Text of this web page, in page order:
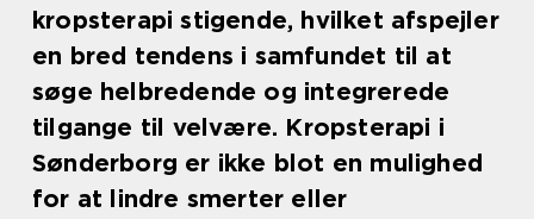
kropsterapi stigende, hvilket afspejler
en bred tendens i samfundet til at
søge helbredende og integrerede
tilgange til velvære. Kropsterapi i
Sønderborg er ikke blot en mulighed
for at lindre smerter eller